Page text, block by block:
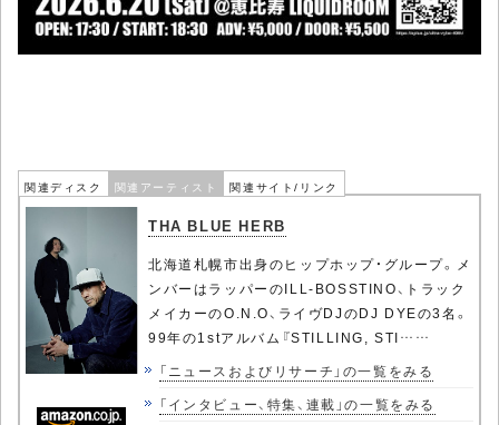
関連ディスク 関連アーティスト 関連サイト/リンク
THA BLUE HERB
北海道札幌市出身のヒップホップ・グループ。メ
ンバーはラッパーのILL-BOSSTINO、トラック
メイカーのO.N.O、ライヴDJのDJ DYEの3名。
99年の1stアルバム『STILLING, STI……
「ニュースおよびリサーチ」の一覧をみる
「インタビュー、特集、連載」の一覧をみる